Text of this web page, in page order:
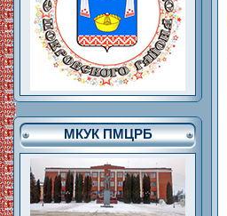
МКУК ПМЦРБ